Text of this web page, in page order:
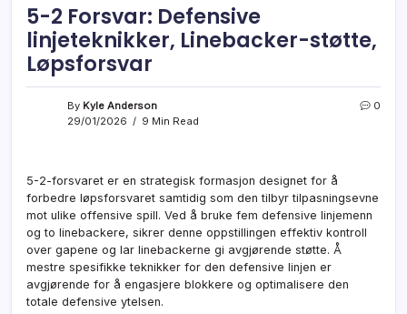
5-2 Forsvar: Defensive
linjeteknikker, Linebacker-støtte,
Løpsforsvar
By Kyle Anderson
29/01/2026
9 Min Read
0
5-2-forsvaret er en strategisk formasjon designet for å
forbedre løpsforsvaret samtidig som den tilbyr tilpasningsevne
mot ulike offensive spill. Ved å bruke fem defensive linjemenn
og to linebackere, sikrer denne oppstillingen effektiv kontroll
over gapene og lar linebackerne gi avgjørende støtte. Å
mestre spesifikke teknikker for den defensive linjen er
avgjørende for å engasjere blokkere og optimalisere den
totale defensive ytelsen.